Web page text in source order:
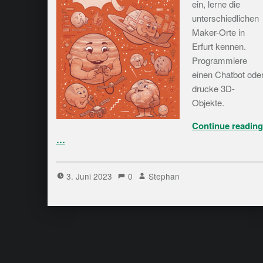
ein, lerne die
unterschiedlichen
Maker-Orte in
Erfurt kennen.
Programmiere
einen Chatbot
drucke 3D-
Objekte.
Continue reading
…
3. Juni 2023 0 Stephan